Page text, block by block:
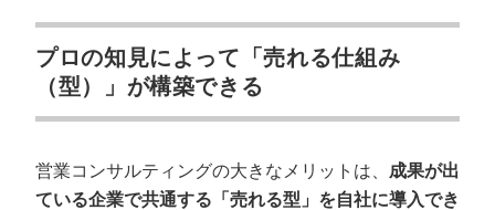
プロの知見によって「売れる仕組み
（型）」が構築できる
営業コンサルティングの大きなメリットは、 成果が出
ている企業で共通する「売れる型」を自社に導入でき